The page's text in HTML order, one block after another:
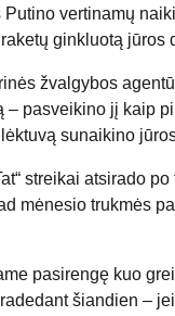
vertinamų
ginkluotą jūros
žvalgybos
– pasveikino jį kaip
sunaikino
streikai atsirado
mėnesio trukmės
pasirengę kuo
šiandien –